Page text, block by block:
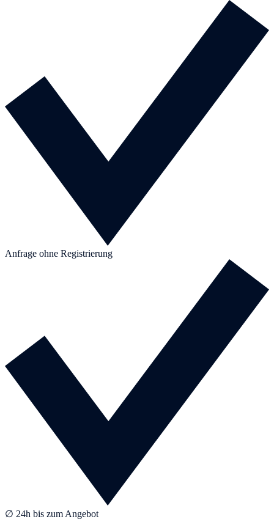
Anfrage ohne Registrierung
∅ 24h bis zum Angebot